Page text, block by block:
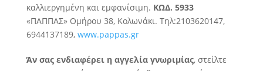
καλλιεργημένη και εμφανίσιμη. ΚΩΔ. 5933
«ΠΑΠΠΑΣ» Ομήρου 38, Κολωνάκι. Τηλ:2103620147,
6944137189, www.pappas.gr
Άν σας ενδιαφέρει η αγγελία γνωριμίας, στείλτε